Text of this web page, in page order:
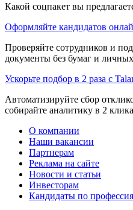
Какой соцпакет вы
Оформляйте кандидатов
Проверяйте сотрудников и
документы без бумаг и
Ускорьте подбор в 2 раза с
Автоматизируйте сбор
собирайте аналитику в 2 клика
О компании
Наши вакансии
Партнерам
Реклама на сайте
Новости и статьи
Инвесторам
Кандидаты по